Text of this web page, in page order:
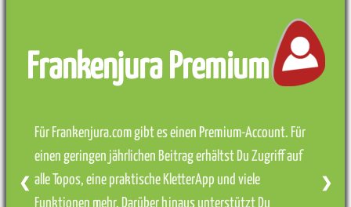
Frankenjura Premium
Für Frankenjura.com gibt es einen Premium-Account. Für
einen geringen jährlichen Beitrag erhältst Du Zugriff auf
alle Topos, eine praktische KletterApp und viele
Funktionen mehr. Darüber hinaus unterstützt Du
❮ ❯